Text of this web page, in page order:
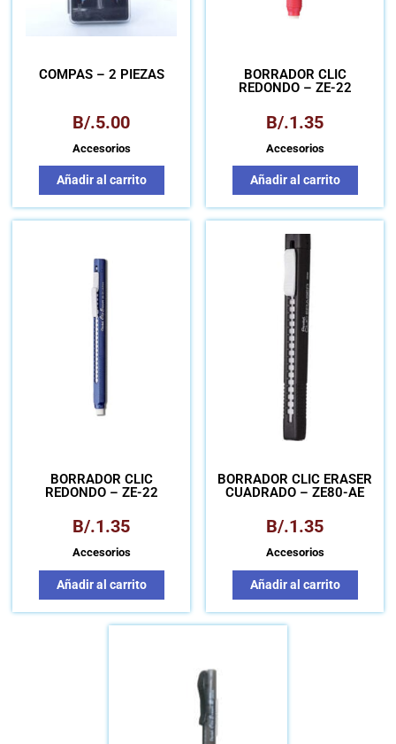
COMPÁS – 2 PIEZAS
B/.5.00
Accesorios
Añadir al carrito
BORRADOR CLIC
REDONDO – ZE-22
B/.1.35
Accesorios
Añadir al carrito
BORRADOR CLIC
REDONDO – ZE-22
B/.1.35
Accesorios
Añadir al carrito
BORRADOR CLIC ERASER
CUADRADO – ZE80-AE
B/.1.35
Accesorios
Añadir al carrito